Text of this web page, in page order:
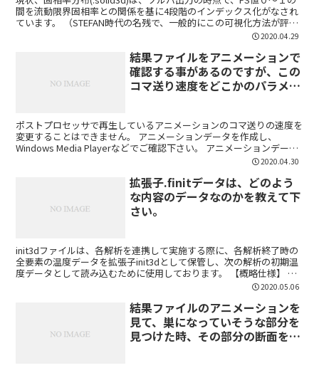
間を流動限界固相率との関係を基に4段階のインデックス化がなされ
ています。 （STEFAN時代の名残で、一般的にこの可視化方法が評価
2020.04.29
結果ファイルをアニメーションで
確認する事があるのですが、この
コマ送り速度をどこかのパラメー
ポストプロセッサで再生しているアニメーションのコマ送りの速度を
変更することはできません。 アニメーションデータを作成し、
Windows Media Playerなどでご確認下さい。 アニメーションデータ
2020.04.30
拡張子.finitデータは、どのよう
な内容のデータなのかを教えて下
さい。
init3dファイルは、各解析を連携して実施する際に、各解析終了時の
全要素の温度データを拡張子init3dとして保管し、次の解析の初期温
度データとして読み込むために使用しております。 【概略仕様】 フ
2020.05.06
結果ファイルのアニメーションを
見て、巣になっていそうな部分を
見つけた時、その部分の断面を観